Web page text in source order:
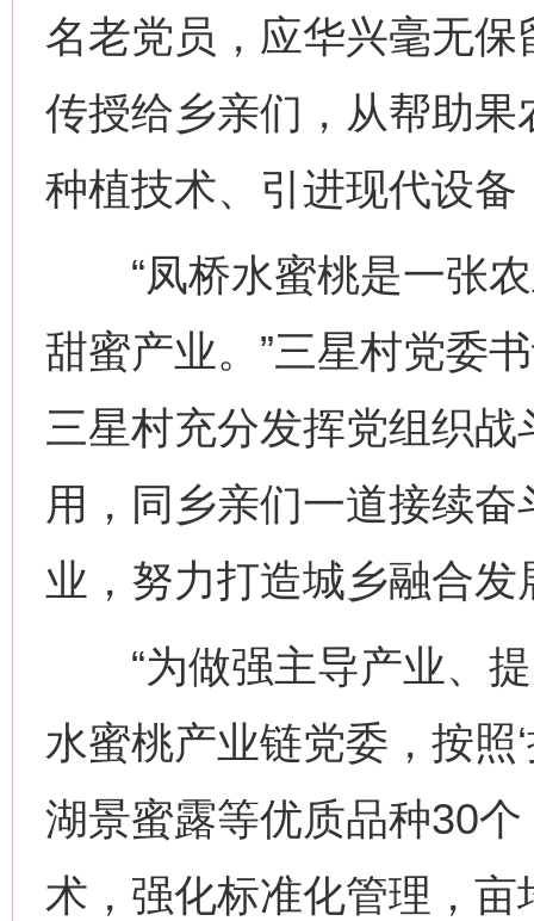
名老党员，应华兴毫无
传授给乡亲们，从帮助
种植技术、引进现代设
“凤桥水蜜桃是一张农
甜蜜产业。”三星村党委
三星村充分发挥党组织
用，同乡亲们一道接续
业，努力打造城乡融合
“为做强主导产业、提
水蜜桃产业链党委，按照
湖景蜜露等优质品种30
术，强化标准化管理，